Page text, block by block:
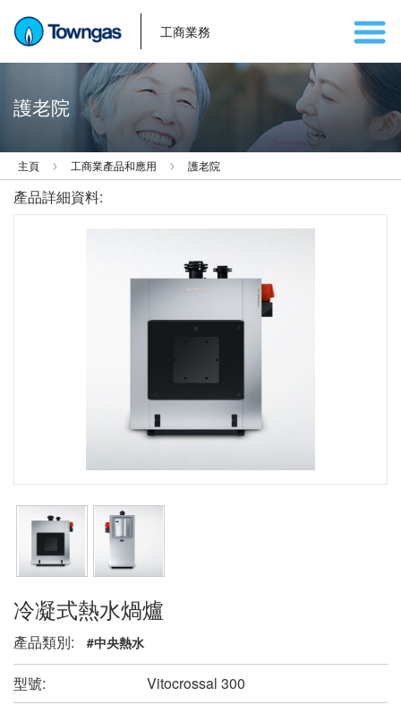
工商業務
護老院
主頁 工商業產品和應用 護老院
產品詳細資料:
冷凝式熱水煱爐
產品類別: #中央熱水
型號:
Vitocrossal 300